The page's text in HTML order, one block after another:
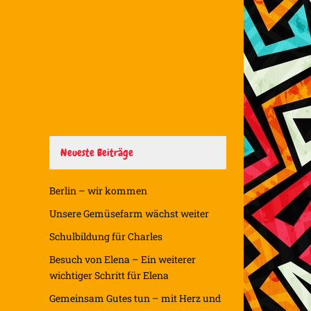
Neueste Beiträge
Berlin – wir kommen
Unsere Gemüsefarm wächst weiter
Schulbildung für Charles
Besuch von Elena – Ein weiterer
wichtiger Schritt für Elena
Gemeinsam Gutes tun – mit Herz und